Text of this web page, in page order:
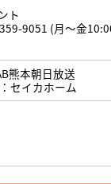
ト
9051 (月〜金
熊本朝日放送
セイカホーム